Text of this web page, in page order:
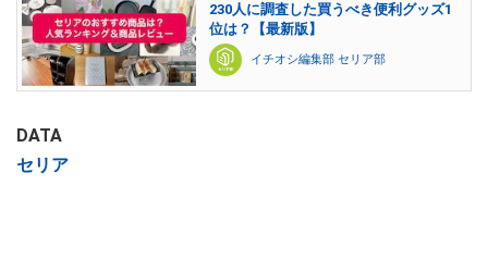
230人に調査した買うべき便利グッズ1
位は？【最新版】
イチオシ編集部 セリア部
DATA
セリア